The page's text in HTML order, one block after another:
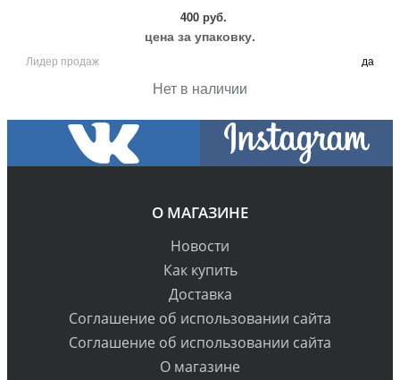
400 руб.
цена за упаковку.
Лидер продаж да
Нет в наличии
О МАГАЗИНЕ
Новости
Как купить
Доставка
Cоглашение об использовании сайта
Cоглашение об использовании сайта
О магазине